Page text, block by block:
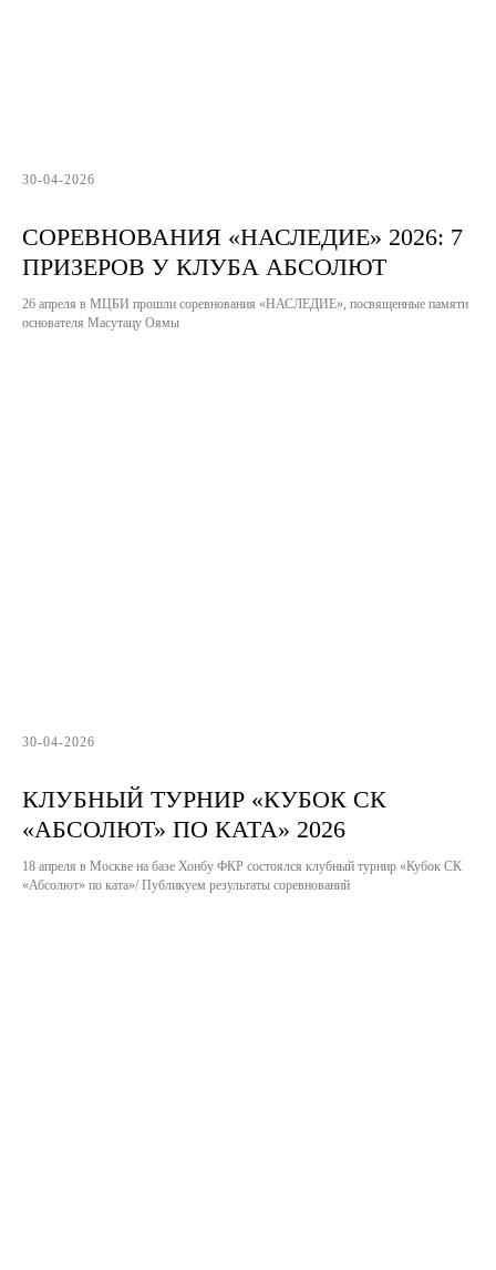
30-04-2026
СОРЕВНОВАНИЯ «НАСЛЕДИЕ» 2026: 7
ПРИЗЕРОВ У КЛУБА АБСОЛЮТ
26 апреля в МЦБИ прошли соревнования «НАСЛЕДИЕ», посвященные памяти
основателя Масутацу Оямы
30-04-2026
КЛУБНЫЙ ТУРНИР «КУБОК СК
«АБСОЛЮТ» ПО КАТА» 2026
18 апреля в Москве на базе Хонбу ФКР состоялся клубный турнир «Кубок СК
«Абсолют» по ката»/ Публикуем результаты соревнований